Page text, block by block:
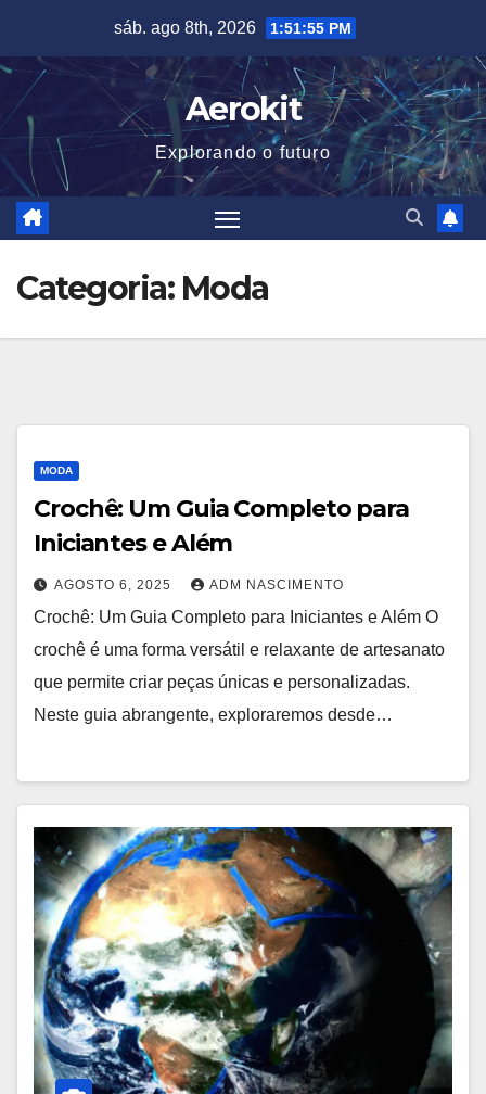
content
sáb. ago 8th, 2026 1:51:56 PM
Aerokit
Explorando o futuro
Categoria: Moda
MODA
Crochê: Um Guia Completo para
Iniciantes e Além
AGOSTO 6, 2025 ADM NASCIMENTO
Crochê: Um Guia Completo para Iniciantes e Além O
crochê é uma forma versátil e relaxante de artesanato
que permite criar peças únicas e personalizadas.
Neste guia abrangente, exploraremos desde…